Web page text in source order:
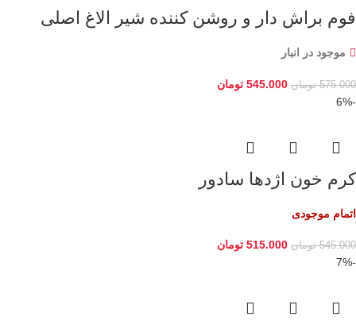
فوم براش دار و روشن کننده شیر الاغ اصلی
موجود در انبار
575.000 تومان 545.000 تومان
-6%
کرم خون اژدها سادور
اتمام موجودی
545.000 تومان 515.000 تومان
-7%